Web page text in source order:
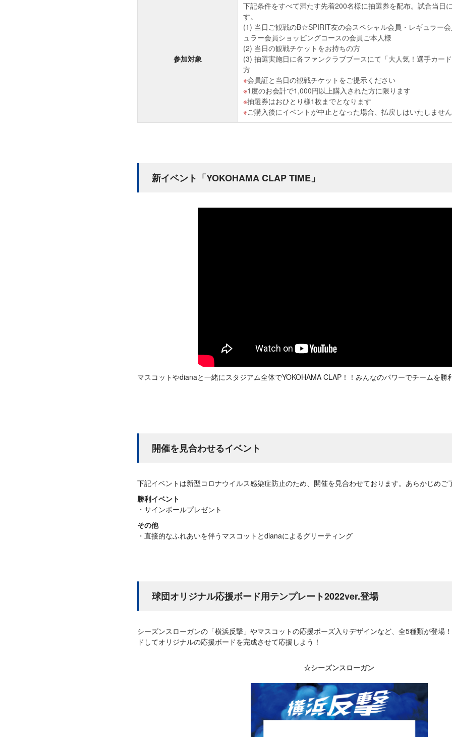
参加対象
下記条件をすべて満たす先着200名様に抽選券を配布。試合当日
す。
(1) 当日ご観戦のB☆SPIRIT友の会スペシャル会員・レギュラー
ュラー会員ショッピングコースの会員ご本人様
(2) 当日の観戦チケットをお持ちの方
(3) 抽選実施日に各ファンクラブブースにて「大人気！選手カー
方
会員証と当日の観戦チケットをご提示ください
1度のお会計で1,000円以上購入された方に限ります
抽選券はおひとり様1枚までとなります
ご購入後にイベントが中止となった場合、払戻しはいたしません
新イベント「YOKOHAMA CLAP TIME」
マスコットやdianaと一緒にスタジアム全体でYOKOHAMA CLAP！！みんなのパワーでチームを勝
開催を見合わせるイベント
下記イベントは新型コロナウイルス感染症防止のため、開催を見合わせております。あらかじめご
勝利イベント
サインボールプレゼント
その他
直接的なふれあいを伴うマスコットとdianaによるグリーティング
球団オリジナル応援ボード用テンプレート2022ver.登場
シーズンスローガンの「横浜反撃」やマスコットの応援ポーズ入りデザインなど、全5種類が登場
ドしてオリジナルの応援ボードを完成させて応援しよう！
☆シーズンスローガン